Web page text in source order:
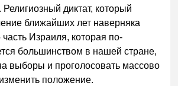
Религиозный диктат, который
ближайших лет наверняка
часть Израиля, которая по-
большинством в нашей стране,
выборы и проголосовать массово
положение.